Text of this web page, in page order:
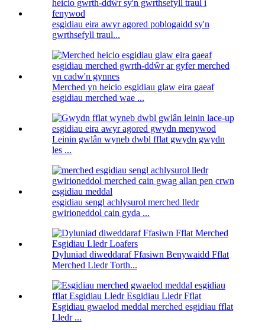
esgidiau eira awyr agored poblogaidd sy'n
gwrthsefyll traul...
Merched yn heicio esgidiau glaw eira gaeaf
esgidiau merched wae ...
Leinin gwlân wyneb dwbl fflat gwydn gwydn
les ...
esgidiau sengl achlysurol merched lledr
gwirioneddol cain gyda ...
Dyluniad diweddaraf Ffasiwn Benywaidd Fflat
Merched Lledr Torth...
Esgidiau gwaelod meddal merched esgidiau fflat
Lledr ...